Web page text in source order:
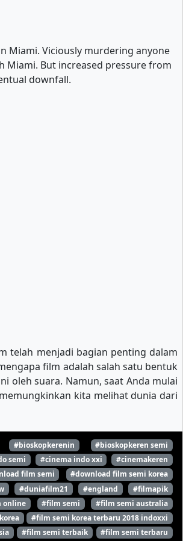
Miami. Viciously murdering anyone
Miami. But increased pressure from
downfall.
telah menjadi bagian penting dalam
film adalah salah satu bentuk
oleh suara. Namun, saat Anda mulai
kita melihat dunia dari
#bioskopkerenin
#bioskopkeren semi
semi #cinema indo xxi
#cinemakeren
film semi
#download film semi korea
#duniafilm21 #england
#filmapik
online #film semi
#film semi australia
#film semi korea terbaru 2018 indoxxi
#film semi terbaik
#film semi terbaru